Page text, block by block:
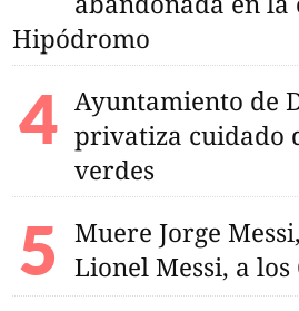
otra
¿cuándo,
Hipódromo
Ayuntamiento de
privatiza cuidado
verdes
Muere Jorge
Lionel Messi, a los